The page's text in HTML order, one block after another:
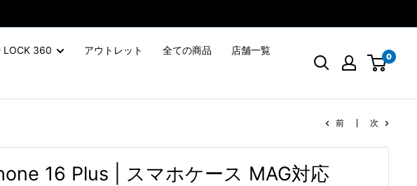
LOCK 360 アウトレット 全ての商品 店舗一覧
0
前 次
16 Plus | スマホケース MAG対応